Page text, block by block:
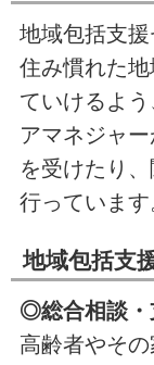
地域包括支
住み慣れた
ていけるよ
アマネジャ
を受けたり
行っています
地域包括支
◎総合相談・
高齢者やそ